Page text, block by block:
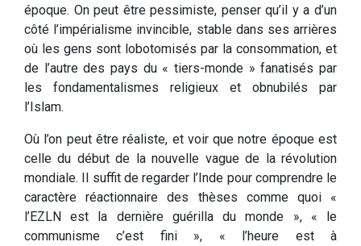
époque. On peut être pessimiste, penser qu’il y a d’un
côté l’impérialisme invincible, stable dans ses arrières
où les gens sont lobotomisés par la consommation, et
de l’autre des pays du « tiers-monde » fanatisés par
les fondamentalismes religieux et obnubilés par
l’Islam.
Où l’on peut être réaliste, et voir que notre époque est
celle du début de la nouvelle vague de la révolution
mondiale. Il suffit de regarder l’Inde pour comprendre le
caractère réactionnaire des thèses comme quoi «
l’EZLN est la dernière guérilla du monde », « le
communisme c’est fini », « l’heure est à